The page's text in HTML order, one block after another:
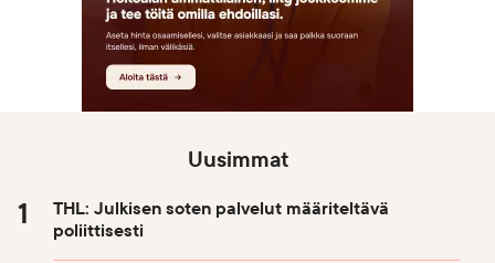
Uusimmat
THL: Julkisen soten palvelut määriteltävä
poliittisesti